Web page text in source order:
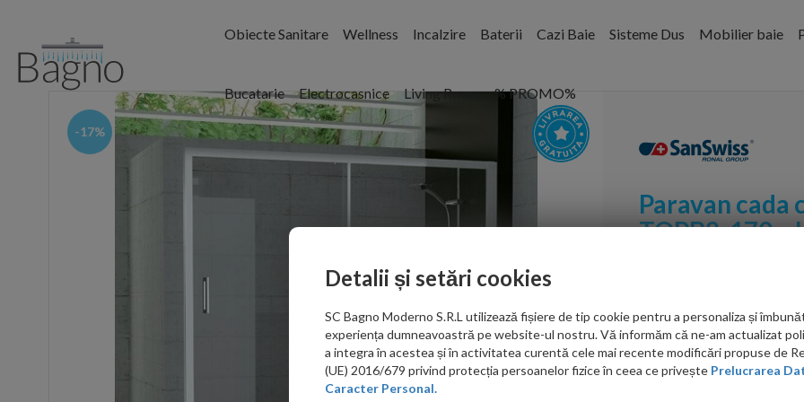
Obiecte Sanitare Wellness Incalzire Baterii Cazi Baie Sisteme Dus Mobilier baie
Bucatarie Electrocasnice Living Room % PROMO%
-17%
Paravan cada
TOPB2, 170 x
PRP: 3,344.00 RON
2,787.00 RON
Ati gasit in alta
Detalii și setări cookies
SC Bagno Moderno S.R.L utilizează fișiere de tip cookie pentru a personaliza și
experiența dumneavoastră pe website-ul nostru. Vă informăm că ne-am actualizat
a integra în acestea și în activitatea curentă cele mai recente modificări propuse de
(UE) 2016/679 privind protecția persoanelor fizice în ceea ce privește Prelucrarea
Caracter Personal.